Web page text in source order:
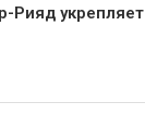
Рияд